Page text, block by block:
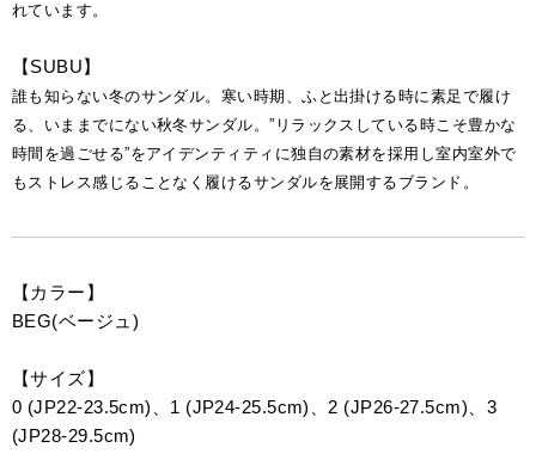
れています。
【SUBU】
誰も知らない冬のサンダル。寒い時期、ふと出掛ける時に素足で履け
る、いままでにない秋冬サンダル。”リラックスしている時こそ豊かな
時間を過ごせる”をアイデンティティに独自の素材を採用し室内室外で
もストレス感じることなく履けるサンダルを展開するブランド。
【カラー】
BEG(ベージュ)
【サイズ】
0 (JP22-23.5cm)、1 (JP24-25.5cm)、2 (JP26-27.5cm)、3
(JP28-29.5cm)